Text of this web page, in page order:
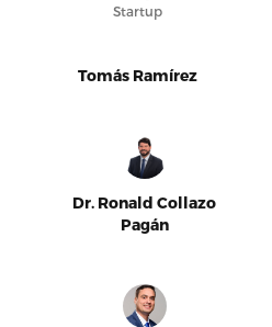
Startup
Tomás Ramírez
Dr. Ronald Collazo
Pagán